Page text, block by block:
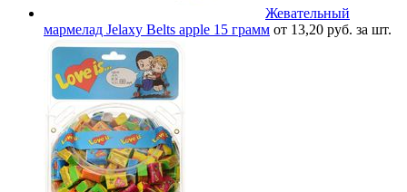
Жевательный
мармелад Jelaxy Belts apple 15 грамм от 13,20 руб. за шт.